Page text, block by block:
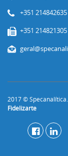
+351 214842635
+351 214821305
2017 ©
Fidelizarte